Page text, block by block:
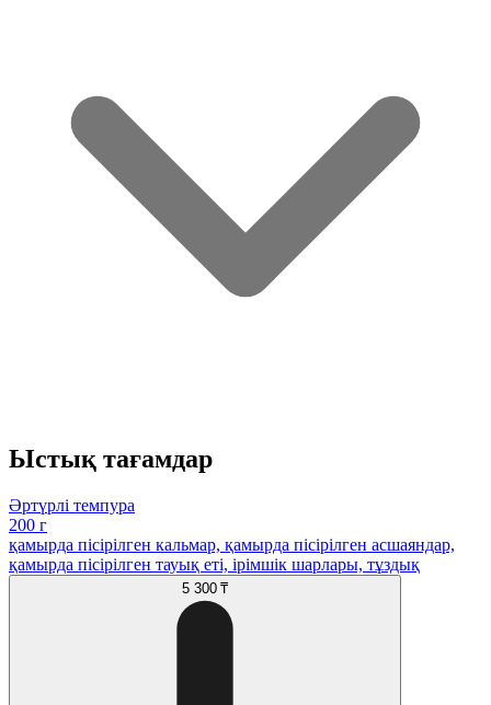
Ыстық тағамдар
Әртүрлі темпура
200 г
қамырда пісірілген кальмар, қамырда пісірілген асшаяндар,
қамырда пісірілген тауық еті, ірімшік шарлары, тұздық
5 300 ₸